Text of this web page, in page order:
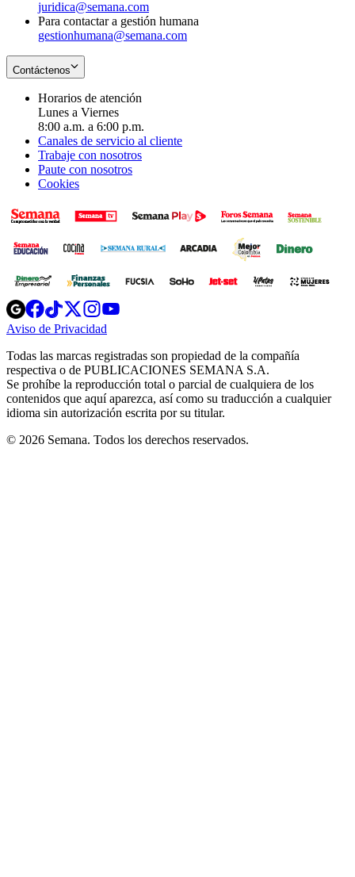
juridica@semana.com
Para contactar a gestión humana
gestionhumana@semana.com
Contáctenos
Horarios de atención
Lunes a Viernes
8:00 a.m. a 6:00 p.m.
Canales de servicio al cliente
Trabaje con nosotros
Paute con nosotros
Cookies
Opens
in
new
Opens
in
new
Opens
in
new
window
Opens
new
windowwindow
Aviso de Privacidad
new
window
Todas las marcas registradas son propiedad de la compañía
respectiva o de PUBLICACIONES SEMANA S.A.
Se prohíbe la reproducción total o parcial de cualquiera de los
contenidos que aquí aparezca, así como su traducción a cualquier
idioma sin autorización escrita por su titular.
© 2026 Semana. Todos los derechos reservados.